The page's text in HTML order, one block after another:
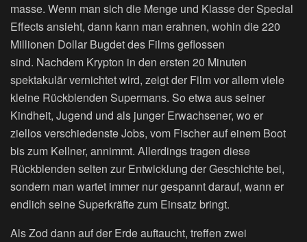
masse. Wenn man sich die Menge und Klasse der Special
Effects ansieht, dann kann man erahnen, wohin die 220
Millionen Dollar Bugdet des Films geflossen
sind. Nachdem Krypton in den ersten 20 Minuten
spektakulär vernichtet wird, zeigt der Film vor allem viele
kleine Rückblenden Supermans. So etwa aus seiner
Kindheit, Jugend und als junger Erwachsener, wo er
ziellos verschiedenste Jobs, vom Fischer auf einem Boot
bis zum Kellner, annimmt. Allerdings tragen diese
Rückblenden selten zur Entwicklung der Geschichte bei,
sondern man wartet immer nur gespannt darauf, wann er
endlich seine Superkräfte zum Einsatz bringt.
Als Zod dann auf der Erde auftaucht, treffen zwei